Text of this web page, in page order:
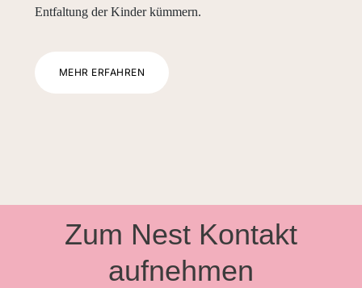
Entfaltung der Kinder kümmern.
MEHR ERFAHREN
Zum Nest Kontakt
aufnehmen